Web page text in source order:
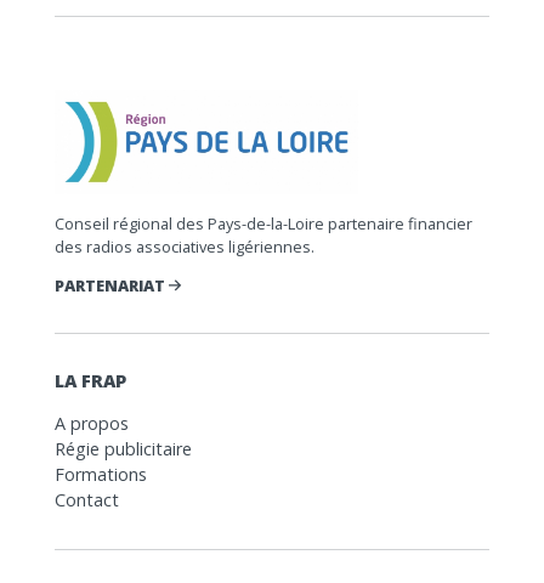
Conseil régional des Pays-de-la-Loire partenaire financier
des radios associatives ligériennes.
PARTENARIAT
LA FRAP
A propos
Régie publicitaire
Formations
Contact